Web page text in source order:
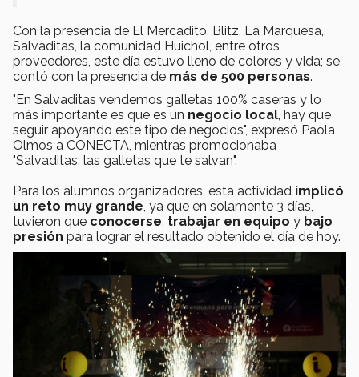
Con la presencia de El Mercadito, Blitz, La Marquesa,
Salvaditas, la comunidad Huichol, entre otros
proveedores, este día estuvo lleno de colores y vida; se
contó con la presencia de más de 500 personas.
"En Salvaditas vendemos galletas 100% caseras y lo
más importante es que es un negocio local , hay que
seguir apoyando este tipo de negocios", expresó Paola
Olmos a CONECTA, mientras promocionaba
"Salvaditas: las galletas que te salvan".
Para los alumnos organizadores, esta actividad implicó
un reto muy grande , ya que en solamente 3 días,
tuvieron que conocerse trabajar en equipo y bajo
presión para lograr el resultado obtenido el día de hoy.